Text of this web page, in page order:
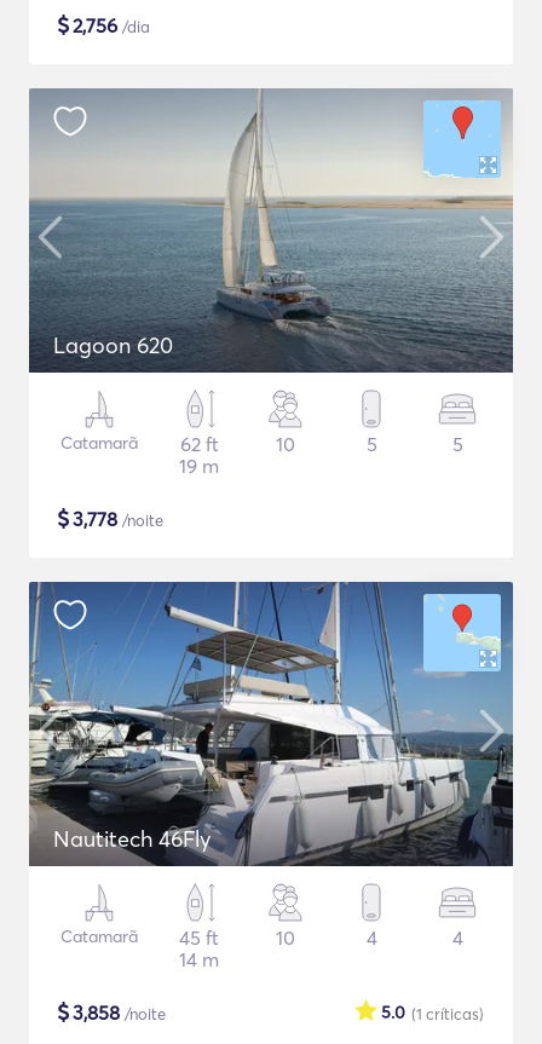
$2,756 /dia
Lagoon 620
Catamarã
62 ft
19 m
10 5 5
$3,778 /noite
Nautitech 46Fly
Catamarã
45 ft
14 m
10 4 4
$3,858 /noite (1 críticas)
5.0